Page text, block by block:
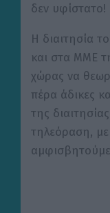
δεν υφίστατο!
Η διαιτησία
και στα ΜΜΕ
χώρας να
πέρα άδικες
της
τηλεόραση, με